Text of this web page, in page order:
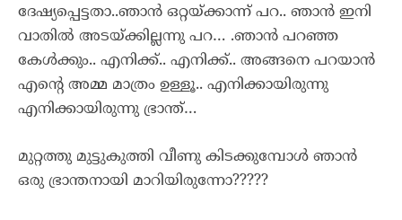
ദേഷ്യപ്പെട്ടതാ..ഞാൻ ഒറ്റയ്ക്കാന്ന് പറ.. ഞാൻ ഇനി
വാതിൽ അടയ്ക്കില്ലന്നു പറ… .ഞാൻ പറഞ്ഞ
കേൾക്കും.. എനിക്ക്.. എനിക്ക്.. അങ്ങനെ പറയാൻ
എന്റെ അമ്മ മാത്രം ഉള്ളൂ.. എനിക്കായിരുന്നു
എനിക്കായിരുന്നു ഭ്രാന്ത്…
മുറ്റത്തു മുട്ടുകുത്തി വീണു കിടക്കുമ്പോൾ ഞാൻ
ഒരു ഭ്രാന്തനായി മാറിയിരുന്നോ?????